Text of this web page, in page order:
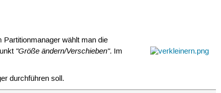
wählt man die
"Größe ändern/Verschieben". Im
durchführen soll.